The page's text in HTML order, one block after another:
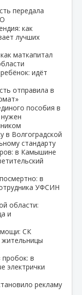
передала
как
лучших
маткапитал
идёт
отправила в
пособия в
в Волгоградской
стандарту
в Камышине
в
УФСИН
области:
и
СК
жительницы
в
электрички
рекламу